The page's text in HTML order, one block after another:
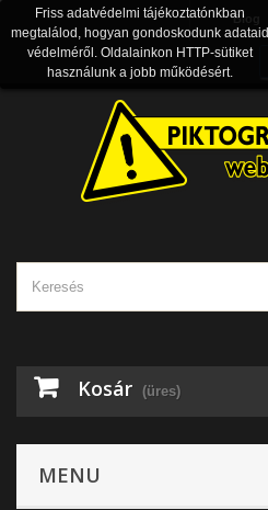
Blog
Kosár (üres)
MENU
Friss adatvédelmi tájékoztatónkban
megtalálod, hogyan gondoskodunk adataid
védelméről. Oldalainkon HTTP-sütiket
használunk a jobb működésért.